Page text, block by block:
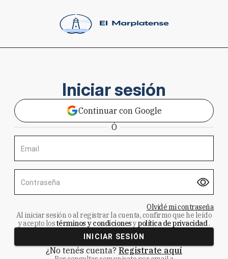
Iniciar sesión
Continuar con Google
Ó
Email
Contraseña
Olvidé mi contraseña
Al iniciar sesión o al registrar la cuenta, confirmo que he leído
y acepto lostérminos y condicionesypolítica de privacidad.
INICIAR SESIÓN
¿No tenés cuenta? Registrate aquí